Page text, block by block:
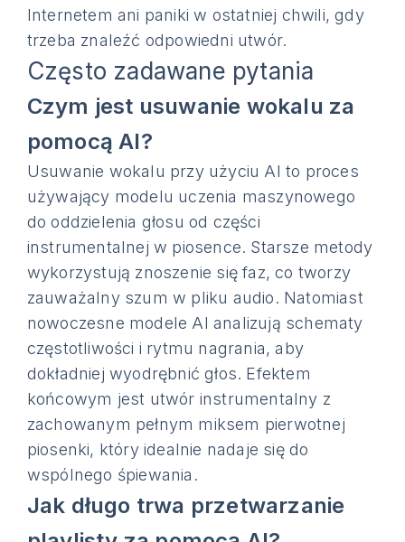
Internetem ani paniki w ostatniej chwili, gdy
trzeba znaleźć odpowiedni utwór.
Często zadawane pytania
Czym jest usuwanie wokalu za
pomocą AI?
Usuwanie wokalu przy użyciu AI to proces
używający modelu uczenia maszynowego
do oddzielenia głosu od części
instrumentalnej w piosence. Starsze metody
wykorzystują znoszenie się faz, co tworzy
zauważalny szum w pliku audio. Natomiast
nowoczesne modele AI analizują schematy
częstotliwości i rytmu nagrania, aby
dokładniej wyodrębnić głos. Efektem
końcowym jest utwór instrumentalny z
zachowanym pełnym miksem pierwotnej
piosenki, który idealnie nadaje się do
wspólnego śpiewania.
Jak długo trwa przetwarzanie